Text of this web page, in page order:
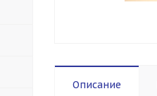
Описание